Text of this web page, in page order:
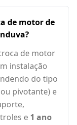
de motor de
de motor
instalação
do tipo
pivotante) e
e 1 ano